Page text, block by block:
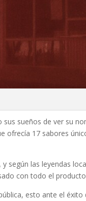
sueños de ver su
ofrecía 17 sabores
según las leyendas
con todo el
esto ante el éxito